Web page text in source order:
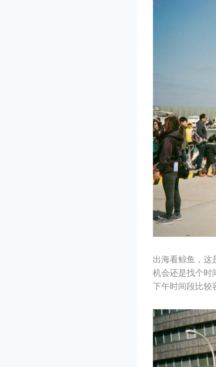
出海看鲸鱼，这
机会还是找个时
下午时间段比较